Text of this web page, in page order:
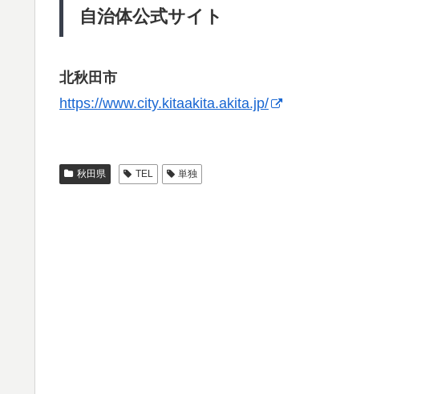
自治体公式サイト
北秋田市
https://www.city.kitaakita.akita.jp/
秋田県 TEL 単独